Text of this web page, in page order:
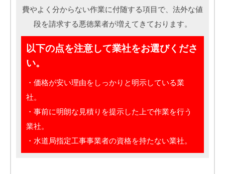
費やよく分からない作業に付随する項目で、法外な値
段を請求する悪徳業者が増えてきております。
以下の点を注意して業社をお選びくださ
い。
・価格が安い理由をしっかりと明示している業
社。
・事前に明朗な見積りを提示した上で作業を行う
業社。
・水道局指定工事事業者の資格を持たない業社。